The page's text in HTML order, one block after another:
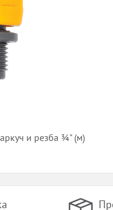
и резба ¾" (м)